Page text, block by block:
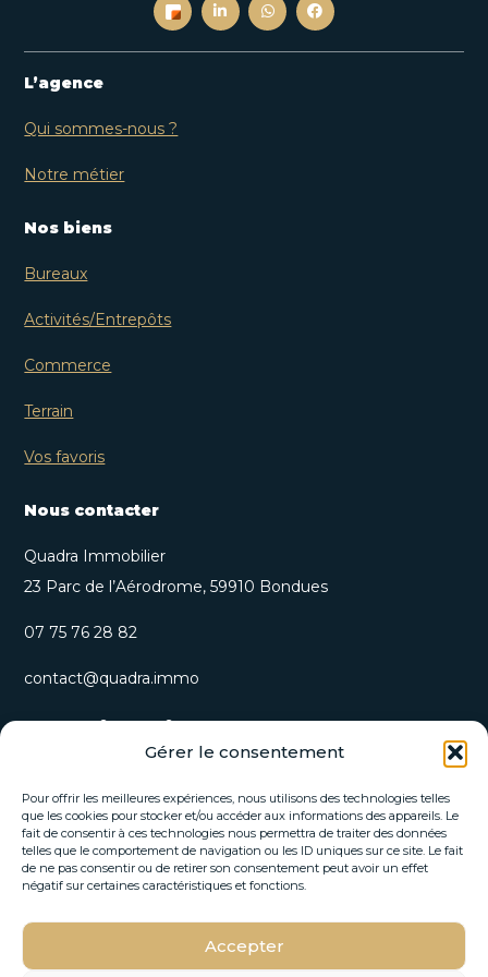
Gérer le consentement
Pour offrir les meilleures expériences, nous utilisons des technologies telles
que les cookies pour stocker et/ou accéder aux informations des appareils. Le
fait de consentir à ces technologies nous permettra de traiter des données
telles que le comportement de navigation ou les ID uniques sur ce site. Le fait
de ne pas consentir ou de retirer son consentement peut avoir un effet
négatif sur certaines caractéristiques et fonctions.
Accepter
L’agence
Qui sommes-nous ?
Notre métier
Nos biens
Bureaux
Activités/Entrepôts
Commerce
Terrain
Vos favoris
Nous contacter
Quadra Immobilier
23 Parc de l’Aérodrome, 59910 Bondues
07 75 76 28 82
contact@quadra.immo
Recevez nos opportunités immobilières et actualités
directement par email.
E
-
m
i
E
E
-
a